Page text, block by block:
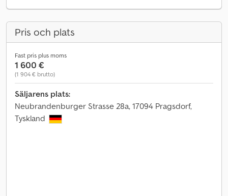
Pris och plats
Fast pris plus moms
1 600 €
(1 904 € brutto)
Säljarens plats:
Neubrandenburger Strasse 28a, 17094 Pragsdorf,
Tyskland